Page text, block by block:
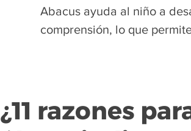
Abacus ayuda al niño a
comprensión, lo que
¿11 razones